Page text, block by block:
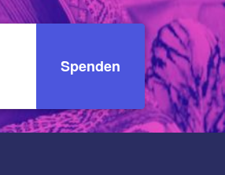
Spenden